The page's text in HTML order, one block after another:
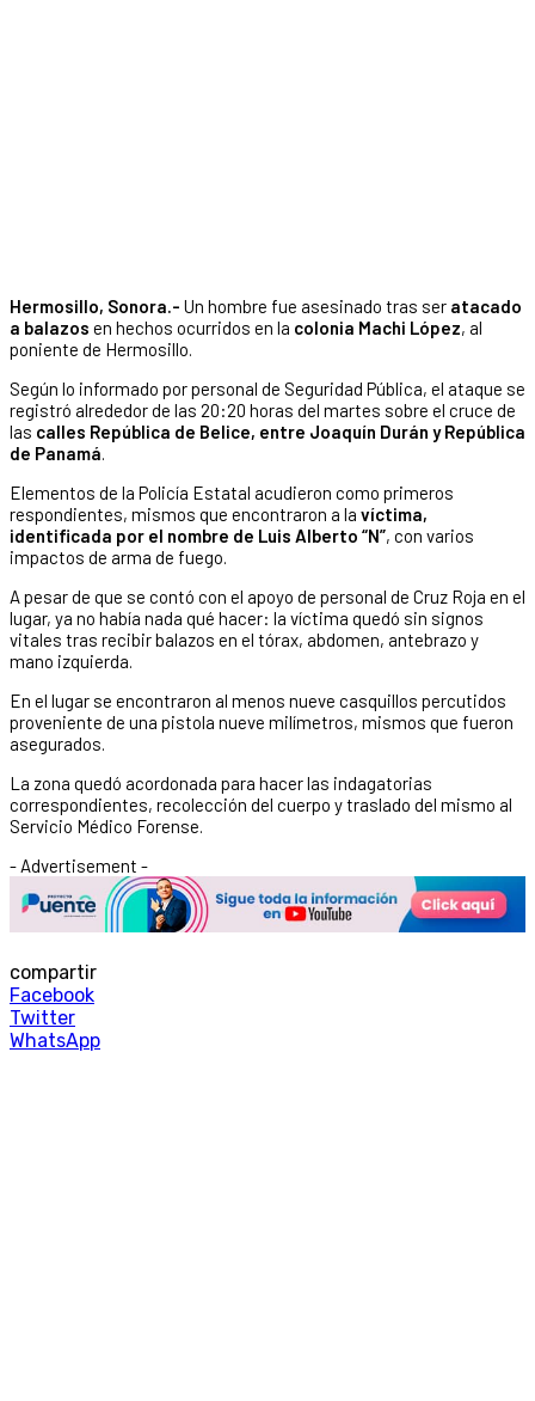
Hermosillo, Sonora.- Un hombre fue asesinado tras ser atacado
a balazos en hechos ocurridos en la colonia Machi López, al
poniente de Hermosillo.
Según lo informado por personal de Seguridad Pública, el ataque se
registró alrededor de las 20:20 horas del martes sobre el cruce de
las calles República de Belice, entre Joaquín Durán y República
de Panamá.
Elementos de la Policía Estatal acudieron como primeros
respondientes, mismos que encontraron a la víctima,
identificada por el nombre de Luis Alberto “N”, con varios
impactos de arma de fuego.
A pesar de que se contó con el apoyo de personal de Cruz Roja en el
lugar, ya no había nada qué hacer: la víctima quedó sin signos
vitales tras recibir balazos en el tórax, abdomen, antebrazo y
mano izquierda.
En el lugar se encontraron al menos nueve casquillos percutidos
proveniente de una pistola nueve milímetros, mismos que fueron
asegurados.
La zona quedó acordonada para hacer las indagatorias
correspondientes, recolección del cuerpo y traslado del mismo al
Servicio Médico Forense.
- Advertisement -
compartir
Facebook
Twitter
WhatsApp